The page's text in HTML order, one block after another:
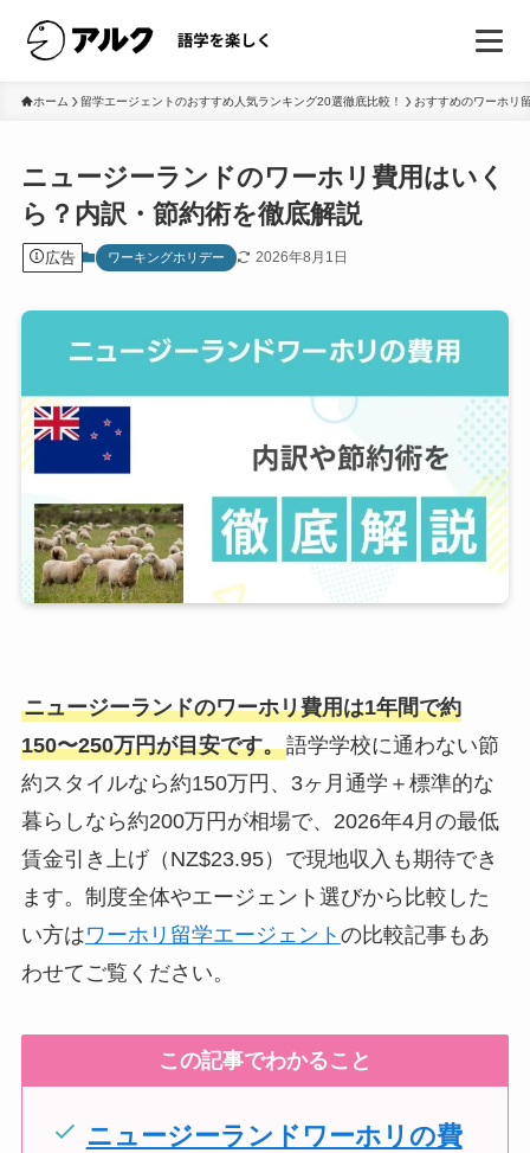
ホーム 留学エージェントのおすすめ人気ランキング20選徹底比較！ おすすめのワーホリ
ニュージーランドのワーホリ費用はいく
ら？内訳・節約術を徹底解説
広告 ワーキングホリデー 2026年8月1日
ニュージーランドのワーホリ費用は1年間で約
150〜250万円が目安です。語学学校に通わない節
約スタイルなら約150万円、3ヶ月通学＋標準的な
暮らしなら約200万円が相場で、2026年4月の最低
賃金引き上げ（NZ$23.95）で現地収入も期待でき
ます。制度全体やエージェント選びから比較した
い方はワーホリ留学エージェント の比較記事もあ
わせてご覧ください。
この記事でわかること
ニュージーランドワーホリの費